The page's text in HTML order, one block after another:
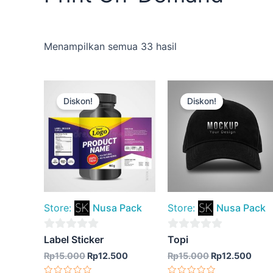
Menampilkan semua 33 hasil
Store: Nusa Pack
0
out
of
Diskon!
Label Sticker
Rp15.000
aslinya
adalah:
Rp15.000.
Rp12.500
adalah:
Rp12.500.
Store: Nusa Pack
0
out
of
Diskon!
Topi
Rp15.000
aslinya
adalah:
Rp15.000.
Rp12.500